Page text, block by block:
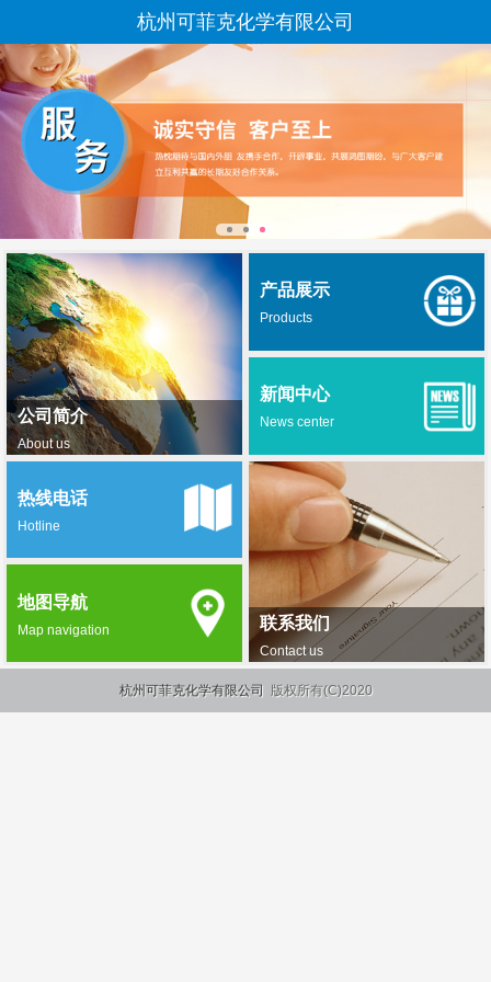
杭州可菲克化学有限公司
公司简介
About us
产品展示
Products
新闻中心
News center
联系我们
Contact us
热线电话
Hotline
地图导航
Map navigation
杭州可菲克化学有限公司 版权所有(C)2020